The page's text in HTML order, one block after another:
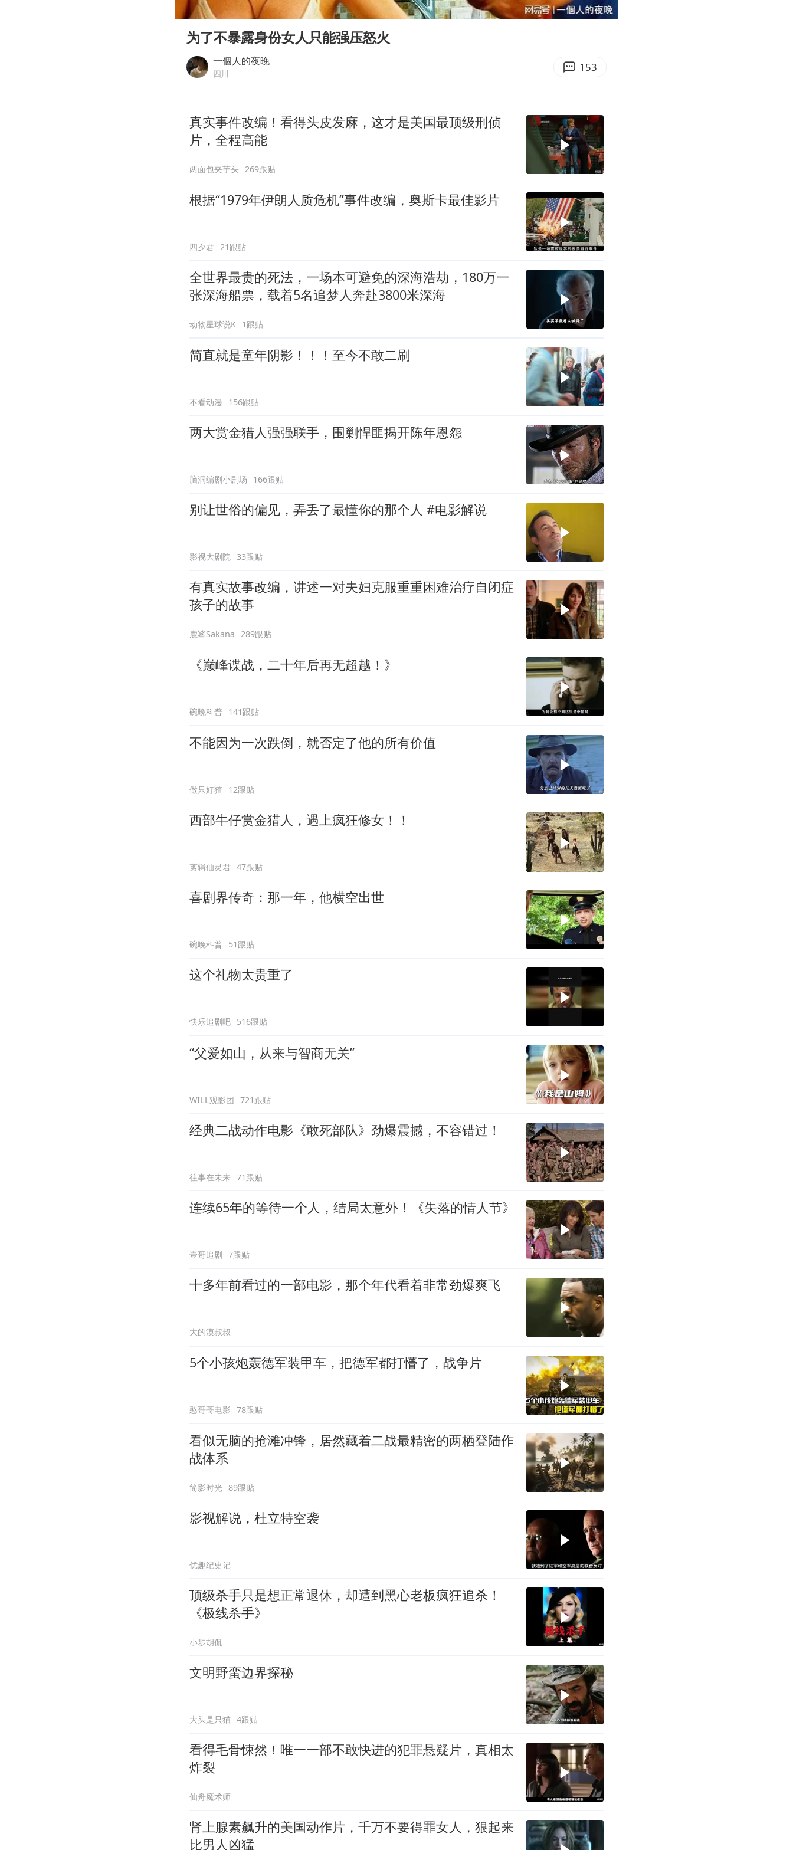
村民谈“梅姨”：叫的其实是“媒姨”
泰国一女公务员妆容引争议 本人回应
东方甄选被判赔偿江小白30万元
Play
00:00 00:46
Enter
为了不暴露身份女人只能强压怒火
一個人的夜晚
四川 153
真实事件改编！看得头皮发麻，这才是美国最顶级刑侦
片，全程高能
两面包夹芋头 269跟贴
根据“1979年伊朗人质危机”事件改编，奥斯卡最佳影片
四夕君 21跟贴
全世界最贵的死法，一场本可避免的深海浩劫，180万一
张深海船票，载着5名追梦人奔赴3800米深海
动物星球说K 1跟贴
简直就是童年阴影！！！至今不敢二刷
不看动漫 156跟贴
两大赏金猎人强强联手，围剿悍匪揭开陈年恩怨
脑洞编剧小剧场 166跟贴
别让世俗的偏见，弄丢了最懂你的那个人 #电影解说
影视大剧院 33跟贴
有真实故事改编，讲述一对夫妇克服重重困难治疗自闭症
孩子的故事
鹿鲨Sakana 289跟贴
《巅峰谍战，二十年后再无超越！》
碗晚科普 141跟贴
不能因为一次跌倒，就否定了他的所有价值
做只好猹 12跟贴
西部牛仔赏金猎人，遇上疯狂修女！！
剪辑仙灵君 47跟贴
喜剧界传奇：那一年，他横空出世
碗晚科普 51跟贴
这个礼物太贵重了
快乐追剧吧 516跟贴
“父爱如山，从来与智商无关”
WILL观影团 721跟贴
经典二战动作电影《敢死部队》劲爆震撼，不容错过！
往事在未来 71跟贴
连续65年的等待一个人，结局太意外！《失落的情人节》
壹哥追剧 7跟贴
十多年前看过的一部电影，那个年代看着非常劲爆爽飞
大的漠叔叔
5个小孩炮轰德军装甲车，把德军都打懵了，战争片
憨哥哥电影 78跟贴
看似无脑的抢滩冲锋，居然藏着二战最精密的两栖登陆作
战体系
简影时光 89跟贴
影视解说，杜立特空袭
优趣纪史记
顶级杀手只是想正常退休，却遭到黑心老板疯狂追杀！
《极线杀手》
小步胡侃
文明野蛮边界探秘
大头是只猫 4跟贴
看得毛骨悚然！唯一一部不敢快进的犯罪悬疑片，真相太
炸裂
仙舟魔术师
肾上腺素飙升的美国动作片，千万不要得罪女人，狠起来
比男人凶猛